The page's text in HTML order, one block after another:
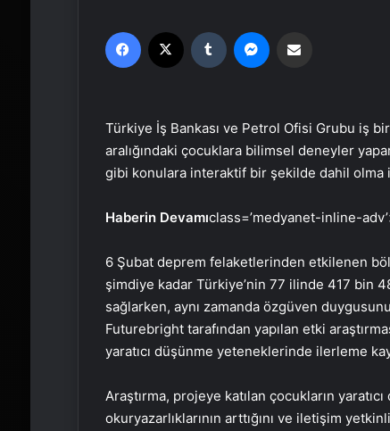
Facebook Tumblr
Türkiye İş Bankası ve Petrol Ofisi Grubu iş
aralığındaki çocuklara bilimsel deneyler
gibi konulara interaktif bir şekilde dahil olma
Haberin Devamıclass=’medyanet-inline-
6 Şubat deprem felaketlerinden etkilenen
şimdiye kadar Türkiye’nin 77 ilinde 417 bin
sağlarken, aynı zamanda özgüven
Futurebright tarafından yapılan etki
yaratıcı düşünme yeteneklerinde ilerleme
Araştırma, projeye katılan çocukların
okuryazarlıklarının arttığını ve iletişim